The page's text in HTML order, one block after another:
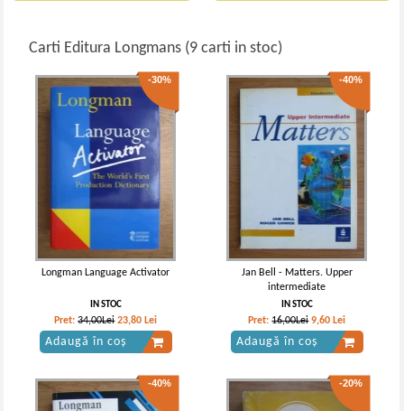
Carti Editura Longmans (9 carti in stoc)
-30%
Longman Language Activator
IN STOC
Pret:34,00Lei 23,80 Lei
Adaugă în coș
-40%
Jan Bell - Matters. Upper
intermediate
IN STOC
Pret:16,00Lei 9,60 Lei
Adaugă în coș
-40% -20%